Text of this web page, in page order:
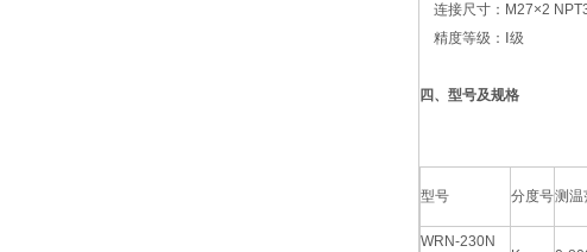
连接尺寸：M27×2
精度等级：Ⅰ级
四、 型号及规格
型号 分度号测
WRN-230N